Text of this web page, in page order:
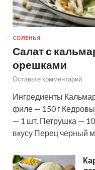
СОЛЕНЬЯ
Салат с
орешками
Оставьте комментарий
Ингредиенты
филе — 150 г
— 1 шт. Петрушка —
вкусу Перец черный